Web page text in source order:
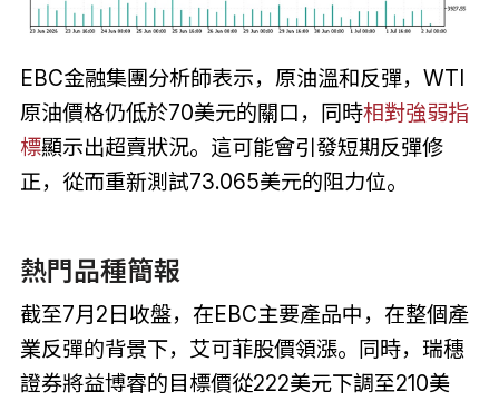
EBC金融集團分析師表示，原油溫和反彈，WTI
原油價格仍低於70美元的關口，同時相對強弱指
標顯示出超賣狀況。這可能會引發短期反彈修
正，從而重新測試73.065美元的阻力位。
熱門品種簡報
截至7月2日收盤，在EBC主要產品中，在整個產
業反彈的背景下，艾可菲股價領漲。同時，瑞穗
證券將益博睿的目標價從222美元下調至210美